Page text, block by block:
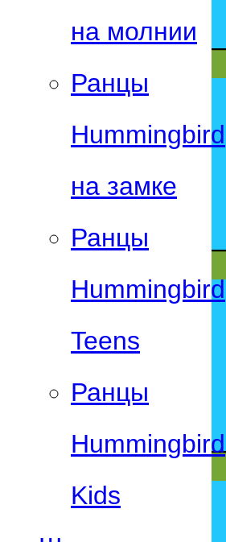
на молнии
Ранцы
Hummingbird
на замке
Ранцы
Hummingbird
Teens
Ранцы
Hummingbird
Kids